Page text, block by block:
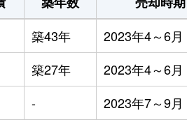
築43年
2023年4～6月
築27年
2023年4～6月
-
2023年7～9月